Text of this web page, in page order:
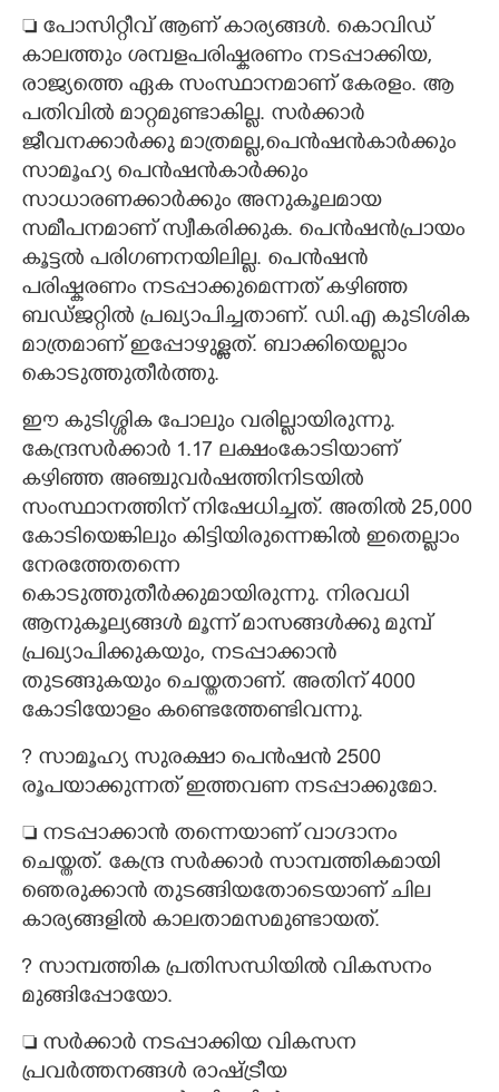
 പോസിറ്റീവ് ആണ് കാര്യങ്ങൾ. കൊവിഡ്
കാലത്തും ശമ്പളപരിഷ്കരണം നടപ്പാക്കിയ,​
രാജ്യത്തെ ഏക സംസ്ഥാനമാണ് കേരളം. ആ
പതിവിൽ മാറ്റമുണ്ടാകില്ല. സർക്കാർ
ജീവനക്കാർക്കു മാത്രമല്ല,​പെൻഷൻകാർക്കും
സാമൂഹ്യ പെൻഷൻകാർക്കും
സാധാരണക്കാർക്കും അനുകൂലമായ
സമീപനമാണ് സ്വീകരിക്കുക. പെൻഷൻപ്രായം
കൂട്ടൽ പരിഗണനയിലില്ല. പെൻഷൻ
പരിഷ്കരണം നടപ്പാക്കുമെന്നത് കഴിഞ്ഞ
ബഡ്ജറ്റിൽ പ്രഖ്യാപിച്ചതാണ്. ഡി.എ കുടിശിക
മാത്രമാണ് ഇപ്പോഴുള്ളത്. ബാക്കിയെല്ലാം
കൊടുത്തുതീർത്തു.
ഈ കുടിശ്ശിക പോലും വരില്ലായിരുന്നു.
കേന്ദ്രസർക്കാർ 1.17 ലക്ഷംകോടിയാണ്
കഴിഞ്ഞ അഞ്ചുവർഷത്തിനിടയിൽ
സംസ്ഥാനത്തിന് നിഷേധിച്ചത്. അതിൽ 25,​000
കോടിയെങ്കിലും കിട്ടിയിരുന്നെങ്കിൽ ഇതെല്ലാം
നേരത്തേതന്നെ
കൊടുത്തുതീർക്കുമായിരുന്നു. നിരവധി
ആനുകൂല്യങ്ങൾ മൂന്ന് മാസങ്ങൾക്കു മുമ്പ്
പ്രഖ്യാപിക്കുകയും,​ നടപ്പാക്കാൻ
തുടങ്ങുകയും ചെയ്തതാണ്. അതിന് 4000
കോടിയോളം കണ്ടെത്തേണ്ടിവന്നു.
?​ സാമൂഹ്യ സുരക്ഷാ പെൻഷൻ 2500
രൂപയാക്കുന്നത് ഇത്തവണ നടപ്പാക്കുമോ.
 നടപ്പാക്കാൻ തന്നെയാണ് വാഗ്ദാനം
ചെയ്തത്. കേന്ദ്ര സർക്കാർ സാമ്പത്തികമായി
ഞെരുക്കാൻ തുടങ്ങിയതോടെയാണ് ചില
കാര്യങ്ങളിൽ കാലതാമസമുണ്ടായത്.
?​ സാമ്പത്തിക പ്രതിസന്ധിയിൽ വികസനം
മുങ്ങിപ്പോയോ.
 സർക്കാർ നടപ്പാക്കിയ വികസന
പ്രവർത്തനങ്ങൾ രാഷ്ട്രീയ